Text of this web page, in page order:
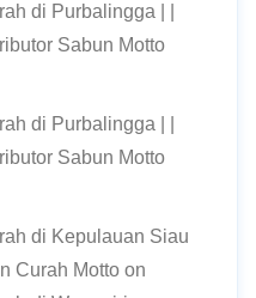
di Purbalingga | |
Sabun Motto
di Purbalingga | |
Sabun Motto
di Kepulauan Siau
Curah Motto on